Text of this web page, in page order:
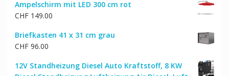
Ampelschirm mit LED 300 cm rot
CHF149.00
Briefkasten 41 x 31 cm grau
CHF96.00
12V Standheizung Diesel Auto Kraftstoff, 8 KW